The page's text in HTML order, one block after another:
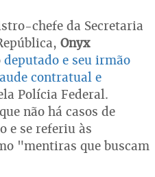
chefe da Secretaria
Onyx
deputado e seu irmão
contratual e
Polícia Federal.
não há casos de
e se referiu às
"mentiras que buscam